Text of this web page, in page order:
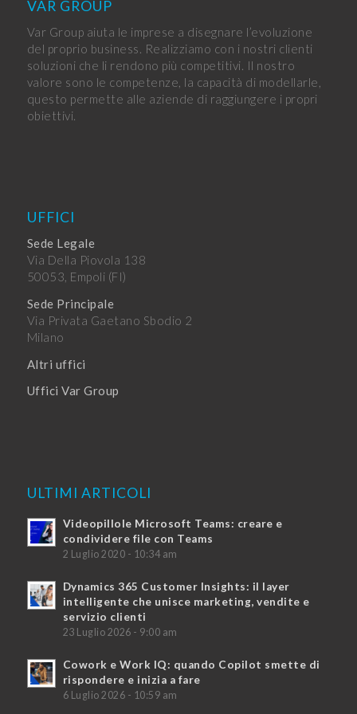
VAR GROUP
Var Group aiuta le imprese a disegnare l’evoluzione
del proprio business. Realizziamo con i nostri clienti
soluzioni che li rendono più competitivi. Il nostro
valore sono le competenze, la capacità di modellarle,
questo permette alle aziende di raggiungere i propri
obiettivi.
UFFICI
Sede Legale
Via Della Piovola 138
50053, Empoli (FI)
Sede Principale
Via Privata Gaetano Sbodio 2
Milano
Altri uffici
Uffici Var Group
ULTIMI ARTICOLI
Videopillole Microsoft Teams: creare e
condividere file con Teams
2 Luglio 2020 - 10:34 am
Dynamics 365 Customer Insights: il layer
intelligente che unisce marketing, vendite e
servizio clienti
23 Luglio 2026 - 9:00 am
Cowork e Work IQ: quando Copilot smette di
rispondere e inizia a fare
6 Luglio 2026 - 10:59 am